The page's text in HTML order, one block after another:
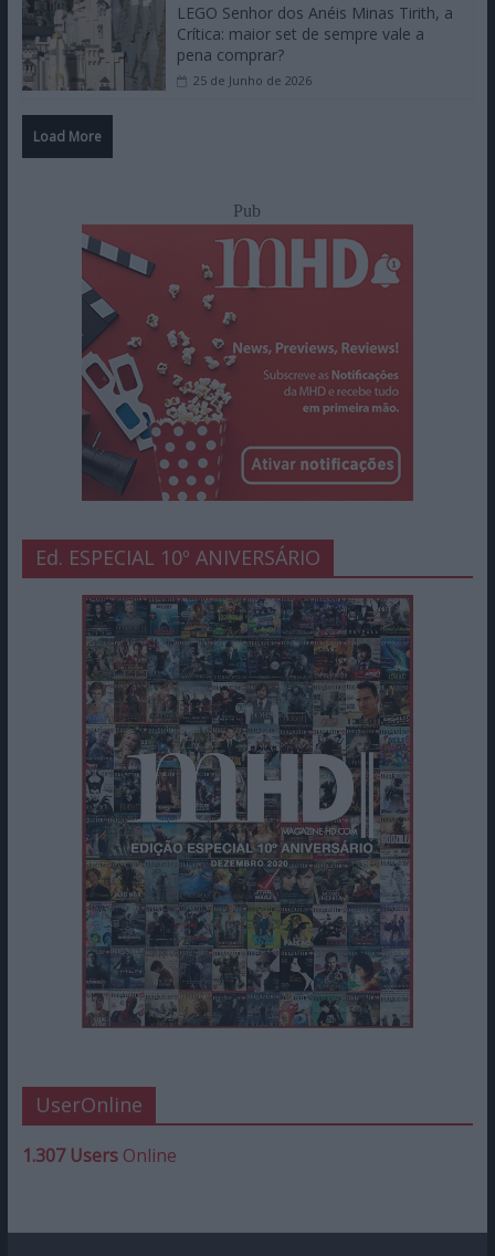
LEGO Senhor dos Anéis Minas Tirith, a
Crítica: maior set de sempre vale a
pena comprar?
25 de Junho de 2026
Load More
Pub
Ed. ESPECIAL 10º ANIVERSÁRIO
UserOnline
1.307 UsersOnline